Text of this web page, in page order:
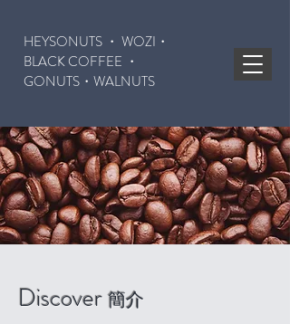
HEYSONUTS ・ WOZI・
BLACK COFFEE ・
GONUTS ・WALNUTS
Discover簡介